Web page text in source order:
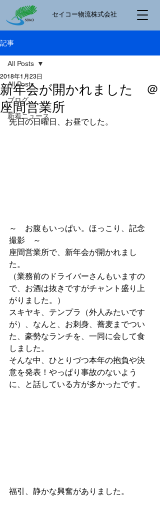
​セイコー物流株式会社
記事
All Posts
ブログ
新着ニュース
All Posts
新年会が開かれました ＠
座間営業所
2018年1月23日
先日の日曜日、お昼でした。
～　お腹もいっぱい。ほっこり、記念
撮影　～
座間営業所で、新年会が開かれまし
た。
（業務前のドライバーさんもいますの
で、お酒は抜きですがチャント盛り上
がりました。）
スキヤキ、テンプラ（外人みたいです
が）、なんと、お刺身、蕎麦までつい
た、豪勢なランチを、一同に会して食
しました。
そんな中、ひとりづつ本年の抱負や決
意を発表！やっぱり事故のないよう
に、と話している方が多かったです。
福引、静かな興奮がありました。